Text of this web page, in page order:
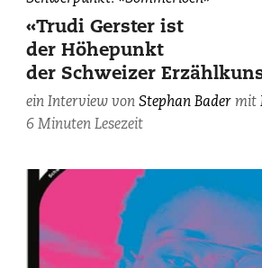
fotografiert
von
Franco
Tettamanti.
«Trudi Gerster ist
der Höhepunkt
der Schweizer
ein Interview vonStephan Bader mit
6 Minuten Lesezeit